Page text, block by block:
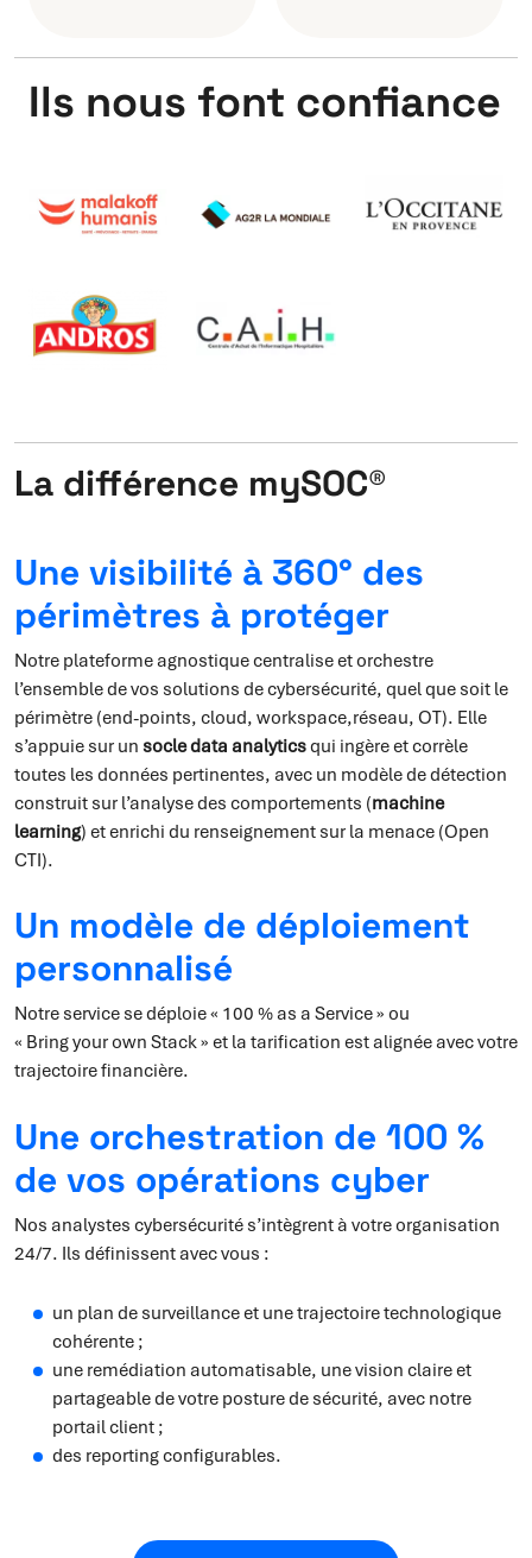
Ils nous font confiance
La différence mySOC®
Une visibilité à 360° des
périmètres à protéger
Notre plateforme agnostique centralise et orchestre
l’ensemble de vos solutions de cybersécurité, quel que soit le
périmètre (end-points, cloud, workspace,réseau, OT). Elle
s’appuie sur un socle data analyticsqui ingère et corrèle
toutes les données pertinentes, avec un modèle de détection
construit sur l’analyse des comportements (machine
learning) et enrichi du renseignement sur la menace (Open
CTI).
Un modèle de déploiement
personnalisé
Notre service se déploie « 100 % as a Service » ou
« Bring your own Stack » et la tarification est alignée avec votre
trajectoire financière.
Une orchestration de 100 %
de vos opérations cyber
Nos analystes cybersécurité s’intègrent à votre organisation
24/7. Ils définissent avec vous :
un plan de surveillance et une trajectoire technologique
cohérente ;
une remédiation automatisable, une vision claire et
partageable de votre posture de sécurité, avec notre
portail client ;
des reporting configurables.